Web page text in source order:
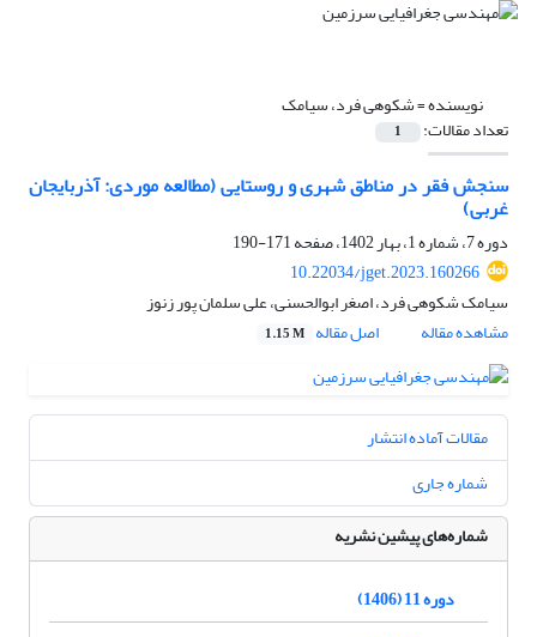
نویسنده =شکوهی فرد، سیامک
تعداد مقالات: 1
سنجش فقر در مناطق شهری و روستایی (مطالعه موردی: آذربایجان
غربی)
دوره 7، شماره 1، بهار 1402، صفحه
171-190
10.22034/jget.2023.160266
سیامک شکوهی فرد، اصغر ابوالحسنی، علی سلمان پور زنوز
مشاهده مقاله
اصل مقاله 1.15 M
مقالات آماده انتشار
شماره جاری
شماره‌های پیشین نشریه
دوره 11 (1406)